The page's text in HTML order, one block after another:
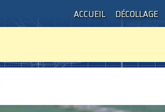
ACCUEIL DÉCOLLAGE